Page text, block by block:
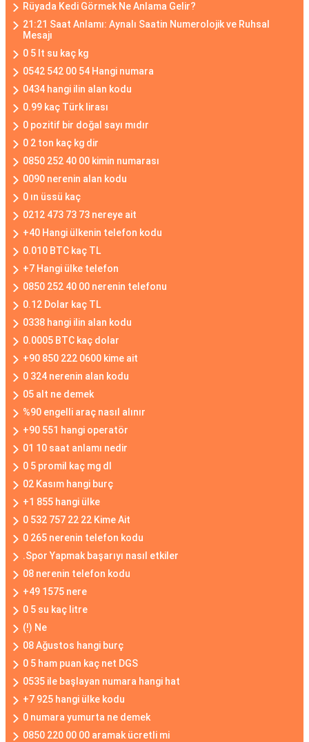
Rüyada Kedi Görmek Ne Anlama Gelir?
21:21 Saat Anlamı: Aynalı Saatin Numerolojik ve Ruhsal
Mesajı
0 5 lt su kaç kg
0542 542 00 54 Hangi numara
0434 hangi ilin alan kodu
0.99 kaç Türk lirası
0 pozitif bir doğal sayı mıdır
0 2 ton kaç kg dir
0850 252 40 00 kimin numarası
0090 nerenin alan kodu
0 ın üssü kaç
0212 473 73 73 nereye ait
+40 Hangi ülkenin telefon kodu
0.010 BTC kaç TL
+7 Hangi ülke telefon
0850 252 40 00 nerenin telefonu
0.12 Dolar kaç TL
0338 hangi ilin alan kodu
0.0005 BTC kaç dolar
+90 850 222 0600 kime ait
0 324 nerenin alan kodu
05 alt ne demek
%90 engelli araç nasıl alınır
+90 551 hangi operatör
01 10 saat anlamı nedir
0 5 promil kaç mg dl
02 Kasım hangi burç
+1 855 hangi ülke
0 532 757 22 22 Kime Ait
0 265 nerenin telefon kodu
.Spor Yapmak başarıyı nasıl etkiler
08 nerenin telefon kodu
+49 1575 nere
0 5 su kaç litre
(!) Ne
08 Ağustos hangi burç
0 5 ham puan kaç net DGS
0535 ile başlayan numara hangi hat
+7 925 hangi ülke kodu
0 numara yumurta ne demek
0850 220 00 00 aramak ücretli mi